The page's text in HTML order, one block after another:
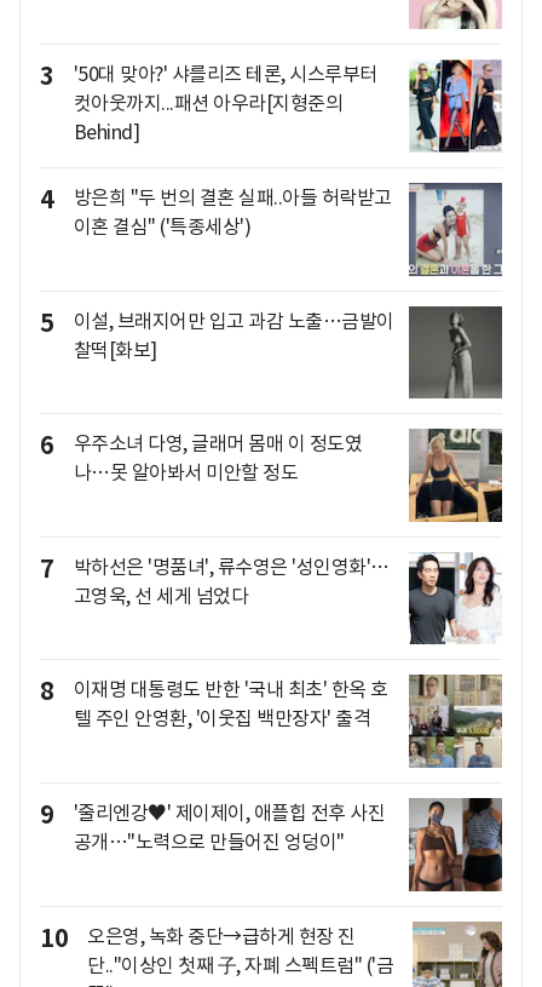
3
'50대 맞아?' 샤를리즈 테론, 시스루부터
컷아웃까지...패션 아우라[지형준의
Behind]
4
방은희 "두 번의 결혼 실패..아들 허락받고
이혼 결심" ('특종세상')
5
이설, 브래지어만 입고 과감 노출…금발이
찰떡[화보]
6
우주소녀 다영, 글래머 몸매 이 정도였
나…못 알아봐서 미안할 정도
7
박하선은 '명품녀', 류수영은 '성인영화'…
고영욱, 선 세게 넘었다
8
이재명 대통령도 반한 '국내 최초' 한옥 호
텔 주인 안영환, '이웃집 백만장자' 출격
9
'줄리엔강♥' 제이제이, 애플힙 전후 사진
공개…"노력으로 만들어진 엉덩이"
10
오은영, 녹화 중단→급하게 현장 진
단.."이상인 첫째 子, 자폐 스펙트럼" ('금